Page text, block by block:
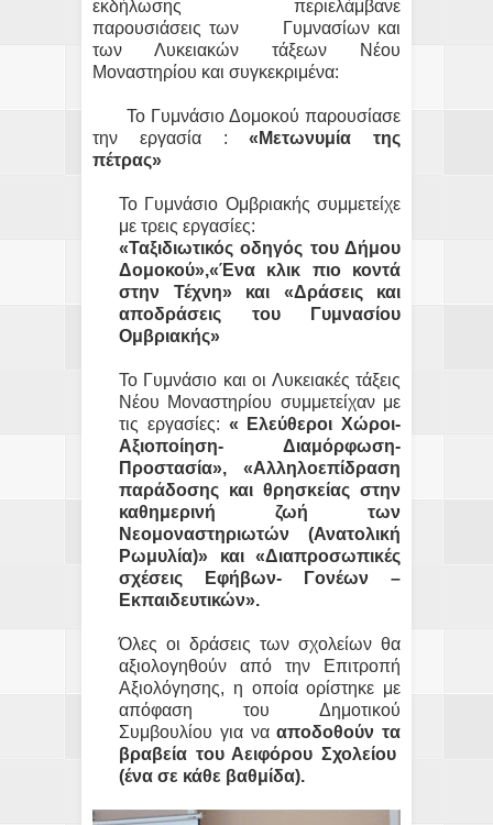
εκδήλωσης περιελάμβανε
παρουσιάσεις των Γυμνασίων και
των Λυκειακών τάξεων Νέου
Μοναστηρίου και συγκεκριμένα:
Το Γυμνάσιο Δομοκού παρουσίασε
την εργασία :«Μετωνυμία της
πέτρας»
Το Γυμνάσιο Ομβριακής συμμετείχε
με τρεις εργασίες:
«Ταξιδιωτικός οδηγός του Δήμου
Δομοκού»,«Ένα κλικ πιο κοντά
στην Τέχνη» και «Δράσεις και
αποδράσεις του Γυμνασίου
Ομβριακής»
Το Γυμνάσιο και οι Λυκειακές τάξεις
Νέου Μοναστηρίου συμμετείχαν με
τις εργασίες: « Ελεύθεροι Χώροι-
Αξιοποίηση- Διαμόρφωση-
Προστασία», «Αλληλοεπίδραση
παράδοσης και θρησκείας στην
καθημερινή ζωή των
Νεομοναστηριωτών (Ανατολική
Ρωμυλία)» και «Διαπροσωπικές
σχέσεις Εφήβων- Γονέων –
Εκπαιδευτικών».
Όλες οι δράσεις των σχολείων θα
αξιολογηθούν από την Επιτροπή
Αξιολόγησης, η οποία ορίστηκε με
απόφαση του Δημοτικού
Συμβουλίου για νααποδοθούν τα
βραβεία του Αειφόρου Σχολείου
(ένα σε κάθε βαθμίδα).